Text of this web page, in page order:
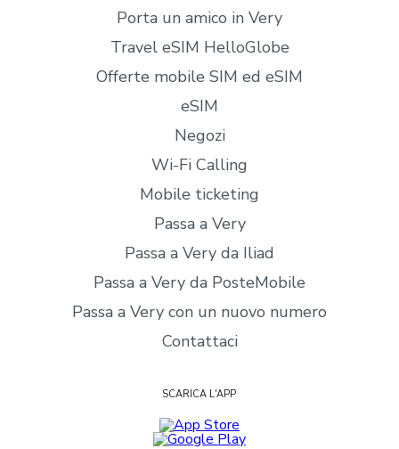
Porta un amico in Very
Travel eSIM HelloGlobe
Offerte mobile SIM ed eSIM
eSIM
Negozi
Wi-Fi Calling
Mobile ticketing
Passa a Very
Passa a Very da Iliad
Passa a Very da PosteMobile
Passa a Very con un nuovo numero
Contattaci
SCARICA L'APP